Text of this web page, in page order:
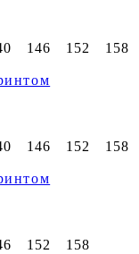
146 152 158
146 152 158
152 158